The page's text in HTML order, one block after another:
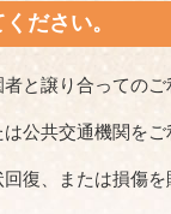
ださい。
と譲り合ってのご
公共交通機関をご
復、または損傷を